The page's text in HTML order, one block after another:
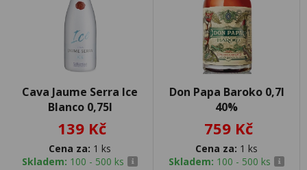
Cava Jaume Serra Ice
Blanco 0,75l
139 Kč
Cena za: 1 ks
Skladem: 100 - 500 ks
Don Papa Baroko 0,7l
40%
759 Kč
Cena za: 1 ks
Skladem: 100 - 500 ks